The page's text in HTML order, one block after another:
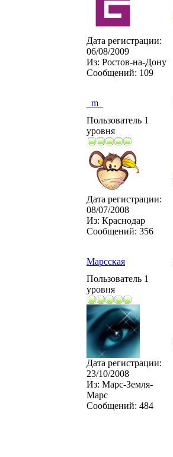
Дата регистрации:
06/08/2009
Из: Ростов-на-Дону
Сообщений: 109
_m_
Пользователь 1
уровня
Дата регистрации:
08/07/2008
Из: Краснодар
Сообщений: 356
Марсская
Пользователь 1
уровня
Дата регистрации:
23/10/2008
Из: Марс-Земля-
Марс
Сообщений: 484